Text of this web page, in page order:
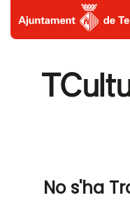
content
No s'ha